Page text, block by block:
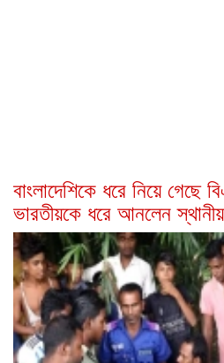
বাংলাদেশিকে ধরে নিয়ে গেছে
ভারতীয়কে ধরে আনলেন